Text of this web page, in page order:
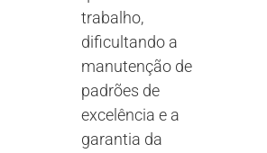
trabalho,
dificultando a
manutenção de
padrões de
excelência e a
garantia da